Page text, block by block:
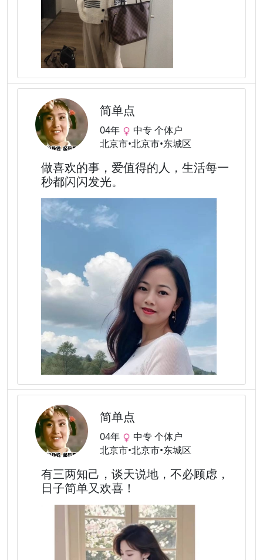
简单点
04年
中专 个体户
北京市•北京市•东城区
做喜欢的事，爱值得的人，生活每一
秒都闪闪发光。
简单点
04年
中专 个体户
北京市•北京市•东城区
有三两知己，谈天说地，不必顾虑，
日子简单又欢喜！